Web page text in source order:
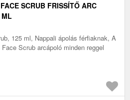
SCRUB FRISSÍTŐ ARC
ML
125 ml, Nappali ápolás férfiaknak, A
Scrub arcápoló minden reggel